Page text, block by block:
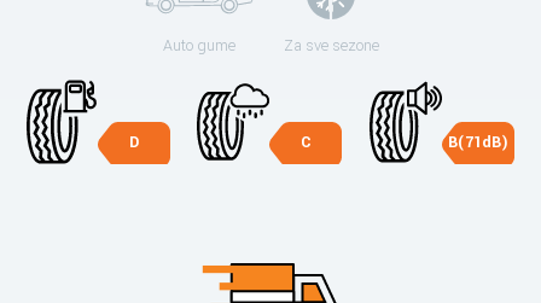
Auto gume Za sve sezone
D C B(71dB)